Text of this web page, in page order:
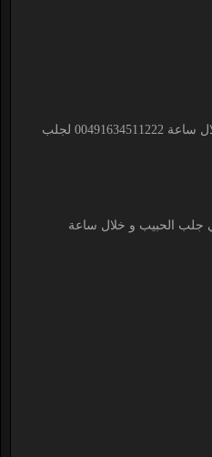
الشيخ الروحاني جلب الحبيب و خلال ساعة 00491634511222 لجلب